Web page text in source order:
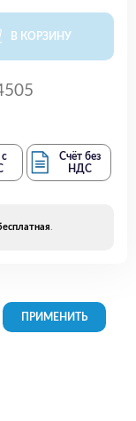
В КОРЗИНУ
с
Счёт без
НДС
.